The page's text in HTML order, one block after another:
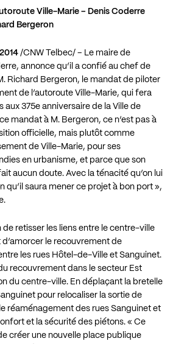
Ville-Marie – Denis Coderre
Bergeron
/CNW Telbec/ – Le maire de
annonce qu’il a confié au chef de
Richard Bergeron, le mandat de piloter
de l’autoroute Ville-Marie, qui fera
aux 375e anniversaire de la Ville de
mandat à M. Bergeron, ce n’est pas à
officielle, mais plutôt comme
de Ville-Marie, pour ses
en urbanisme, et parce que son
aucun doute. Avec la ténacité qu’on lui
qu’il saura mener ce projet à bon port »,
de retisser les liens entre le centre-ville
le recouvrement de
les rues Hôtel-de-Ville et Sanguinet.
recouvrement dans le secteur Est
du centre-ville. En déplaçant la bretelle
pour relocaliser la sortie de
le réaménagement des rues Sanguinet et
et la sécurité des piétons. « Ce
créer une nouvelle place publique